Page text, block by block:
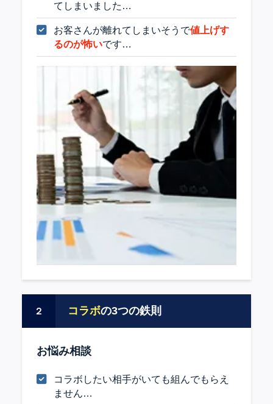
てしまいました…
お客さんが離れてしまいそうで値上げす
るのが怖いです…
２ コラボの3つの鉄則
お悩み相談
コラボしたい相手がいても組んでもらえ
ません…